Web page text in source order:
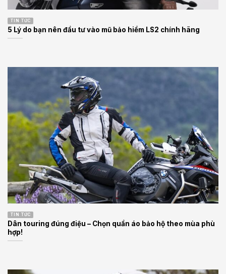
TIN TỨC
5 Lý do bạn nên đầu tư vào mũ bảo hiểm LS2 chính hãng
TIN TỨC
Dân touring đúng điệu – Chọn quần áo bảo hộ theo mùa phù
hợp!